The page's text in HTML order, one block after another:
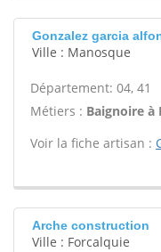
Gonzalez garcia
Ville : Manosque
Département: 04, 41
Métiers : Baignoire à
Voir la fiche artisan :
Arche construction
Ville : Forcalquie